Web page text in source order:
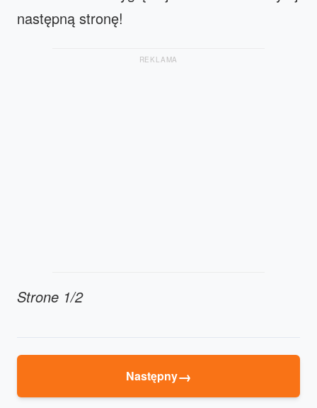
następną stronę!
REKLAMA
Strone 1/2
Następny→